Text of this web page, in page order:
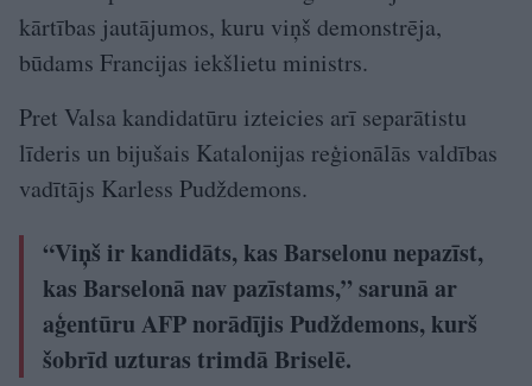
kārtības jautājumos, kuru viņš demonstrēja,
būdams Francijas iekšlietu ministrs.
Pret Valsa kandidatūru izteicies arī separātistu
līderis un bijušais Katalonijas reģionālās valdības
vadītājs Karless Pudždemons.
“Viņš ir kandidāts, kas Barselonu nepazīst,
kas Barselonā nav pazīstams,” sarunā ar
aģentūru AFP norādījis Pudždemons, kurš
šobrīd uzturas trimdā Briselē.